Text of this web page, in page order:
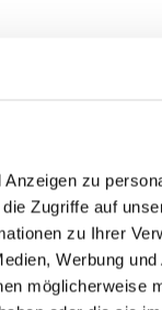
zu
Zugriffe auf
zu Ihrer
Werbung
möglicherweise